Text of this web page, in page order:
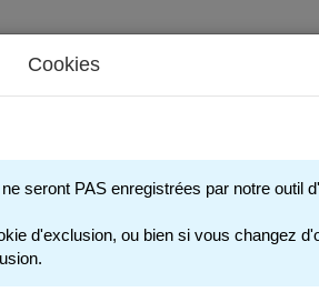
scolaire - Sports
Cookies
seront PAS enregistrées par notre outil
d'exclusion, ou bien si vous changez